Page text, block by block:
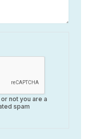
not you are a
spam